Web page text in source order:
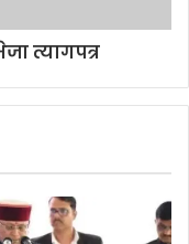
त्यागपत्र